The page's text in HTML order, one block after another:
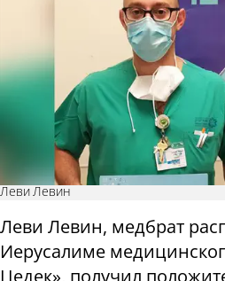
Леви Левин
Леви Левин, медбрат
Иерусалиме